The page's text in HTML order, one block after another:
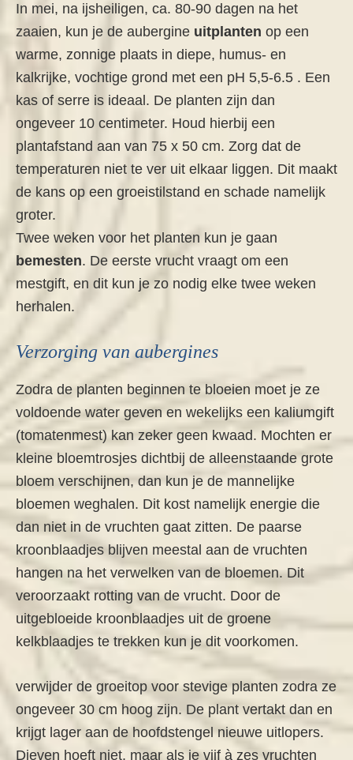
In mei, na ijsheiligen, ca. 80-90 dagen na het
zaaien, kun je de aubergine uitplanten op een
warme, zonnige plaats in diepe, humus- en
kalkrijke, vochtige grond met een pH 5,5-6.5 . Een
kas of serre is ideaal. De planten zijn dan
ongeveer 10 centimeter. Houd hierbij een
plantafstand aan van 75 x 50 cm. Zorg dat de
temperaturen niet te ver uit elkaar liggen. Dit maakt
de kans op een groeistilstand en schade namelijk
groter.
Twee weken voor het planten kun je gaan
bemesten. De eerste vrucht vraagt om een
mestgift, en dit kun je zo nodig elke twee weken
herhalen.
Verzorging van aubergines
Zodra de planten beginnen te bloeien moet je ze
voldoende water geven en wekelijks een kaliumgift
(tomatenmest) kan zeker geen kwaad. Mochten er
kleine bloemtrosjes dichtbij de alleenstaande grote
bloem verschijnen, dan kun je de mannelijke
bloemen weghalen. Dit kost namelijk energie die
dan niet in de vruchten gaat zitten. De paarse
kroonblaadjes blijven meestal aan de vruchten
hangen na het verwelken van de bloemen. Dit
veroorzaakt rotting van de vrucht. Door de
uitgebloeide kroonblaadjes uit de groene
kelkblaadjes te trekken kun je dit voorkomen.
verwijder de groeitop voor stevige planten zodra ze
ongeveer 30 cm hoog zijn. De plant vertakt dan en
krijgt lager aan de hoofdstengel nieuwe uitlopers.
Dieven hoeft niet, maar als je vijf à zes vruchten